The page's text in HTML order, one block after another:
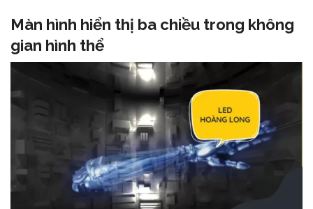
Màn hình hiển thị ba chiều trong không
gian hình thể